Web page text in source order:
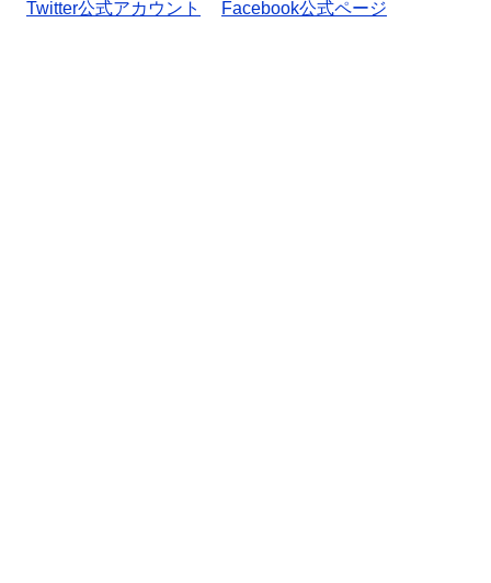
Twitter公式アカウント
Facebook公式ページ